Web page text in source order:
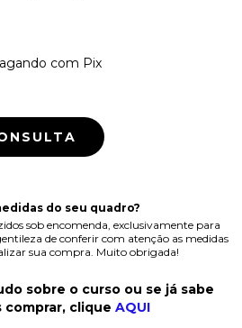
com Pix
do seu quadro?
sob encomenda, exclusivamente para
de conferir com atenção as medidas
sua compra. Muito obrigada!
sobre o curso ou se já sabe
clique AQUI